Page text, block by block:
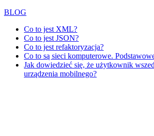
BLOG
Co to jest XML?
Co to jest JSON?
Co to jest refaktoryzacja?
Co to są sieci komputerowe.
Jak dowiedzieć się, że użytkownik
urządzenia mobilnego?